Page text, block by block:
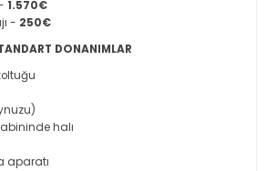
1.570€
- 250€
DONANIMLAR
halı
aparatı